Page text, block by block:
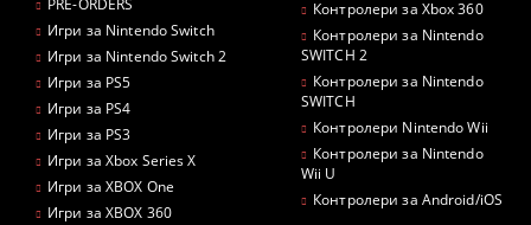
PRE-ORDERS
Игри за Nintendo Switch
Игри за Nintendo Switch 2
Игри за PS5
Игри за PS4
Игри за PS3
Игри за Xbox Series X
Игри за XBOX One
Игри за XBOX 360
Контролери за Xbox 360
Контролери за Nintendo
SWITCH 2
Контролери за Nintendo
SWITCH
Контролери Nintendo Wii
Контролери за Nintendo
Wii U
Контролери за Android/iOS